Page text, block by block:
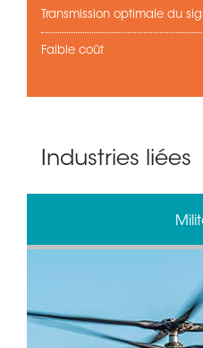
Transmission optimale du
Faible coût
Industries liées